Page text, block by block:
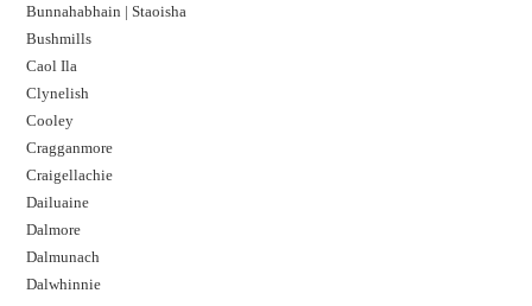
Bunnahabhain | Staoisha
Bushmills
Caol Ila
Clynelish
Cooley
Cragganmore
Craigellachie
Dailuaine
Dalmore​
Dalmunach
Dalwhinnie